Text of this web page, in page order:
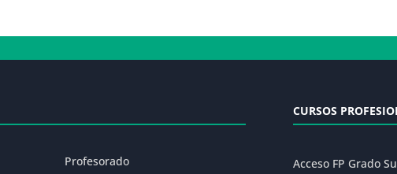
Profesorado
CURSOS
Acceso FP Grado